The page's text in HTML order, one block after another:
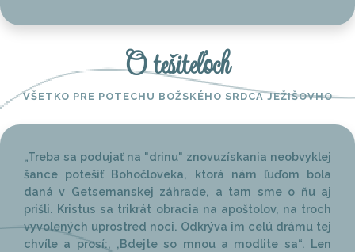
O tešiteľoch
VŠETKO PRE POTECHU BOŽSKÉHO SRDCA JEŽIŠOVHO
„Treba sa podujať na "drinu" znovuzískania neobvyklej
šance potešiť Bohočloveka, ktorá nám ľuďom bola
daná v Getsemanskej záhrade, a tam sme o ňu aj
prišli. Kristus sa trikrát obracia na apoštolov, na troch
vyvolených uprostred noci. Odkrýva im celú drámu tej
chvíle a prosí:, ,Bdejte so mnou a modlite sa“. Len